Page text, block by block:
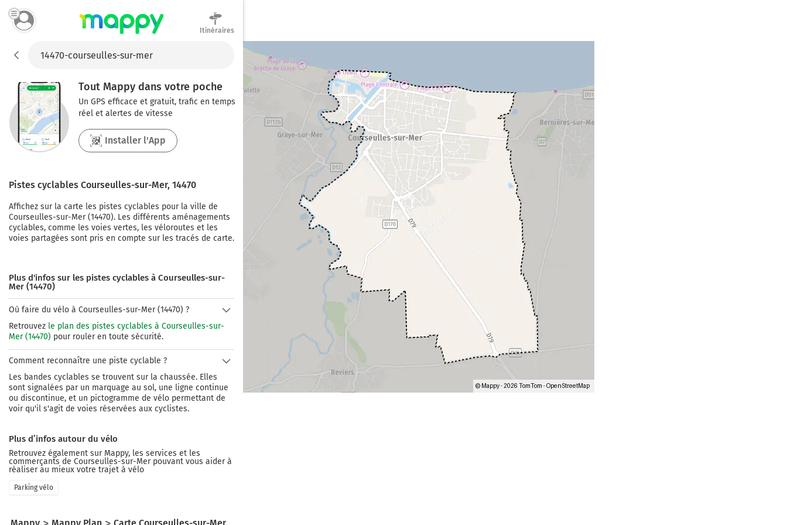
Itinéraires
Tout Mappy dans votre poche
Un GPS efficace et gratuit, trafic en temps
réel et alertes de vitesse
Installer l'App
Pistes cyclables Courseulles-sur-Mer, 14470
Affichez sur la carte les pistes cyclables pour la ville de
Courseulles-sur-Mer(14470). Les différents aménagements
cyclables, comme les voies vertes, les véloroutes et les
voies partagées sont pris en compte sur les tracés de carte.
Plus d'infos sur les pistes cyclables à Courseulles-sur-
Mer (14470)
Où faire du vélo à Courseulles-sur-Mer (14470) ?
Retrouvez le plan des pistes cyclables à Courseulles-sur-
Mer (14470) pour rouler en toute sécurité.
Comment reconnaître une piste cyclable ?
Les bandes cyclables se trouvent sur la chaussée. Elles
sont signalées par un marquage au sol, une ligne continue
ou discontinue, et un pictogramme de vélo permettant de
voir qu'il s'agit de voies réservées aux cyclistes.
Plus d’infos autour du vélo
Retrouvez également sur Mappy, les services et les
commerçants de Courseulles-sur-Merpouvant vous aider à
réaliser au mieux votre trajet à vélo
Parking vélo